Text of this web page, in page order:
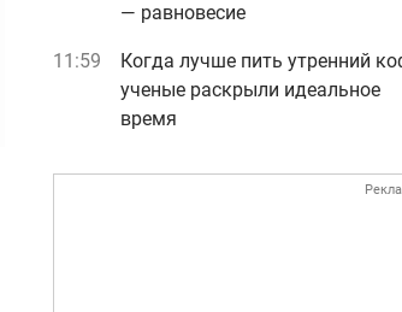
— равновесие
11:59
Когда лучше пить утренний
ученые раскрыли идеальное
время